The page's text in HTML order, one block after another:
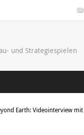
und Strategiespielen
Earth: Videointerview